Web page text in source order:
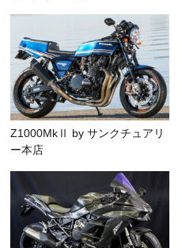
Z1000MkⅡ by サンクチュアリ
ー本店